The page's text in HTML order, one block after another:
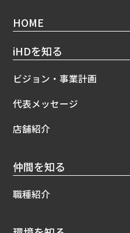
HOME
iHDを知る
ビジョン・事業計画
代表メッセージ
店舗紹介
仲間を知る
職種紹介